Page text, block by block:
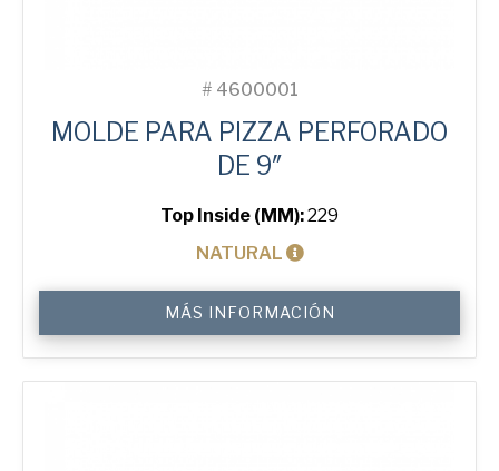
# 4600001
MOLDE PARA PIZZA PERFORADO
DE 9″
Top Inside (MM):229
NATURAL
Pizza
Tray
cantidad
MÁS INFORMACIÓN